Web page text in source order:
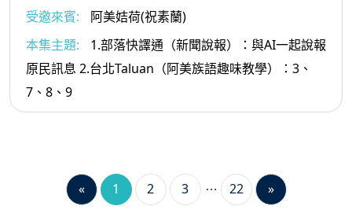
受邀來賓:
阿美姞荷(祝素蘭)
本集主題:
1.部落快譯通（新聞說報）：與AI一起說報
原民訊息 2.台北Taluan（阿美族語趣味教學）：3、
7、8、9
« 1 2 3 22 »